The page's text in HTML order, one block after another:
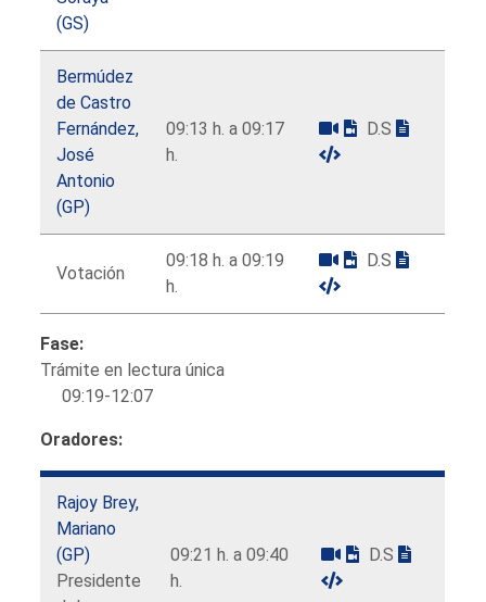
(GS)
Bermúdez
de Castro
Fernández,
José
Antonio
(GP)
09:13 h. a 09:17
h.
D.S
Votación
09:18 h. a 09:19
h.
D.S
Fase:
Trámite en lectura única
09:19-12:07
Oradores:
Rajoy Brey,
Mariano
(GP)
Presidente
09:21 h. a 09:40
h.
D.S